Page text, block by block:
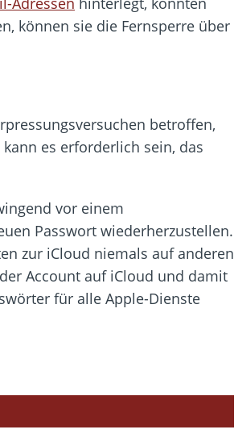
können sie die Fernsperre über
betroffen,
es erforderlich sein, das
vor einem
Passwort wiederherzustellen.
zur iCloud niemals auf anderen
Account auf iCloud und damit
für alle Apple-Dienste